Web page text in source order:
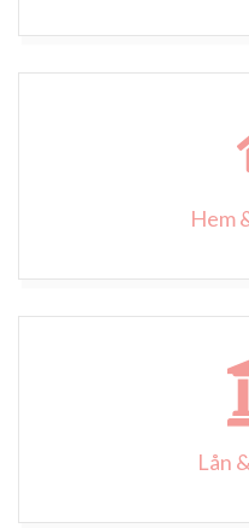
Hem
Lån